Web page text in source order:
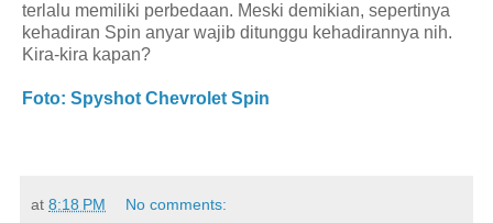
terlalu memiliki perbedaan. Meski demikian, sepertinya
kehadiran Spin anyar wajib ditunggu kehadirannya nih.
Kira-kira kapan?
Foto: Spyshot Chevrolet Spin
at 8:18 PM No comments: